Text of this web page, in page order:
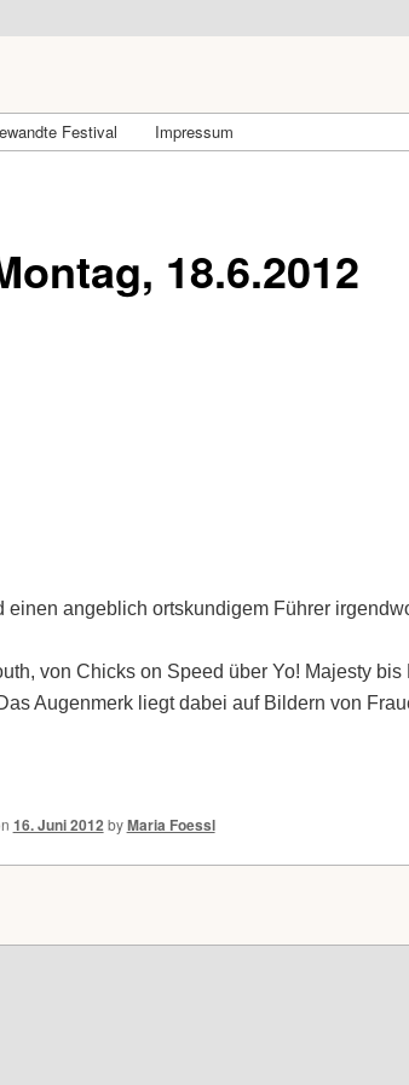
Festival Impressum
18.6.2012
angeblich ortskundigem Führer
von Chicks on Speed über Yo! Majesty
Augenmerk liegt dabei auf Bildern von
16. Juni 2012 byMaria Foessl